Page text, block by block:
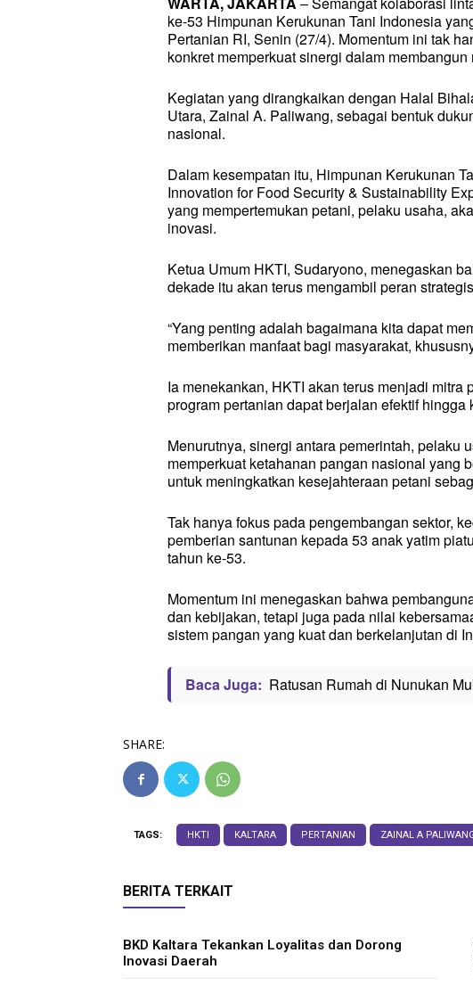
ke-53 Himpunan Kerukunan Tani Indonesia
Pertanian RI, Senin (27/4). Momentum ini tak
konkret memperkuat sinergi dalam
Kegiatan yang dirangkaikan dengan Halal
Utara, Zainal A. Paliwang, sebagai bentuk
nasional.
Dalam kesempatan itu, Himpunan Kerukunan
Innovation for Food Security & Sustainability
yang mempertemukan petani, pelaku usaha,
inovasi.
Ketua Umum HKTI, Sudaryono, menegaskan
dekade itu akan terus mengambil peran
“Yang penting adalah bagaimana kita dapat
memberikan manfaat bagi masyarakat,
Ia menekankan, HKTI akan terus menjadi
program pertanian dapat berjalan efektif hingga
Menurutnya, sinergi antara pemerintah, pelaku
memperkuat ketahanan pangan nasional yang
untuk meningkatkan kesejahteraan petani
Tak hanya fokus pada pengembangan sektor,
pemberian santunan kepada 53 anak yatim
tahun ke-53.
Momentum ini menegaskan bahwa
dan kebijakan, tetapi juga pada nilai
sistem pangan yang kuat dan berkelanjutan di
Baca Juga: Ratusan Rumah di Nunukan
SHARE:
TAGS: HKTI KALTARA PERTANIAN ZAINAL A
BERITA TERKAIT
BKD Kaltara Tekankan Loyalitas dan Dorong
Inovasi Daerah